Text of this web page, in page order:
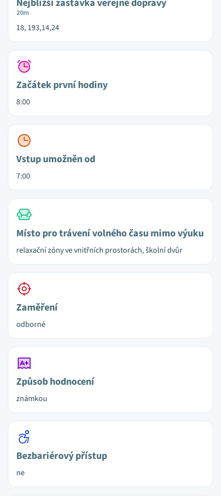
Nejbližší zastávka veřejné dopravy
20m
18, 193,14,24
Začátek první hodiny
8:00
Vstup umožněn od
7:00
Místo pro trávení volného času mimo výuku
relaxační zóny ve vnitřních prostorách, školní dvůr
Zaměření
odborné
Způsob hodnocení
známkou
Bezbariérový přístup
ne